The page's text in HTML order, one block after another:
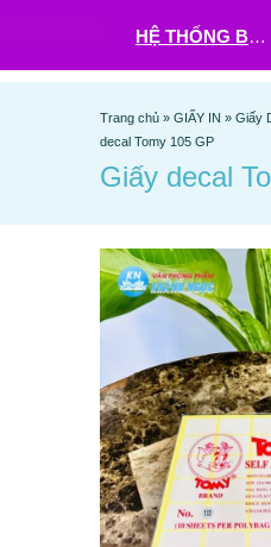
HỆ THỐNG BHX - TGDĐ ĐẶT HÀNG TẠI ĐÂY
Trang chủ » GIẤY IN » Giấy
decal Tomy 105 GP
Giấy decal